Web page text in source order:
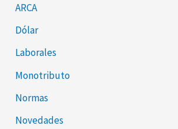
ARCA
Dólar
Laborales
Monotributo
Normas
Novedades